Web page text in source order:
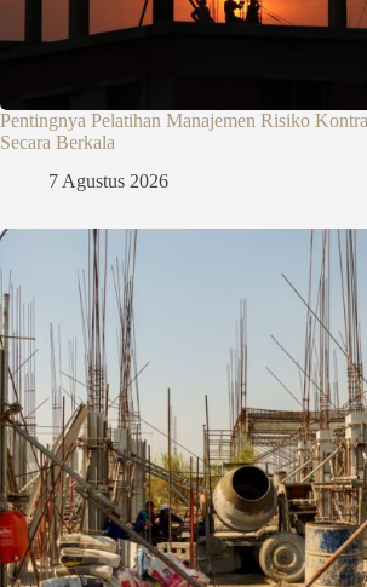
Pentingnya Pelatihan Manajemen Risiko
Secara Berkala
7 Agustus 2026